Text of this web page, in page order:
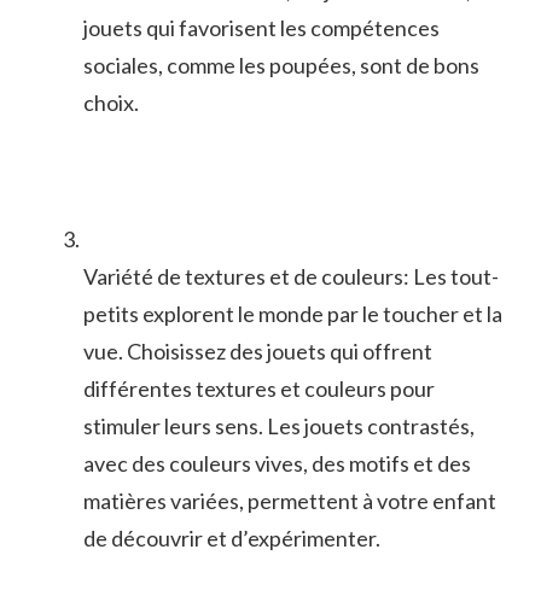
jouets qui ​favorisent ​les compétences
⁢sociales, comme les poupées,⁣ sont ⁢de⁤ bons
choix.
Variété‍ de textures et de couleurs: Les tout-
petits explorent le monde par ⁤le⁤ toucher et la
vue. Choisissez des jouets qui⁣ offrent
‍différentes textures et couleurs ⁤pour
stimuler leurs sens. Les jouets contrastés,‍
avec ​des couleurs ⁢vives, ⁣des motifs et ‌des
‌matières variées, permettent à ⁣votre enfant
de découvrir⁢ et​ d’expérimenter.